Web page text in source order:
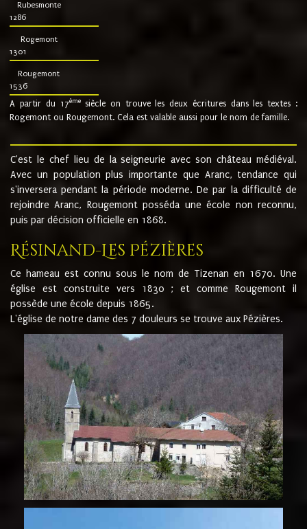
Rubesmonte
1286
Rogemont
1301
Rougemont
1536
A partir du 17ème siècle on trouve les deux écritures dans les textes :
Rogemont ou Rougemont. Cela est valable aussi pour le nom de famille.
C'est le chef lieu de la seigneurie avec son château médiéval.
Avec un population plus importante que Aranc, tendance qui
s'inversera pendant la période moderne. De par la difficulté de
rejoindre Aranc, Rougemont posséda une école non reconnu,
puis par décision officielle en 1868.
Résinand-Les Pézières
Ce hameau est connu sous le nom de Tizenan en 1670. Une
église est construite vers 1830 ; et comme Rougemont il
possède une école depuis 1865.
L'église de notre dame des 7 douleurs se trouve aux Pézières.